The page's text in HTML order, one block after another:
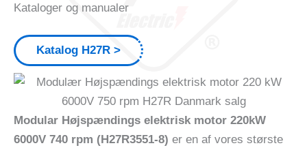
Kataloger og manualer
Katalog H27R
Modular Højspændings elektrisk motor 220kW
6000V 740 rpm (H27R3551-8) er en af ​​vores største